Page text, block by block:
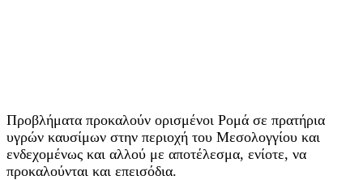
Προβλήματα προκαλούν ορισμένοι Ρομά σε πρατήρια
υγρών καυσίμων στην περιοχή του Μεσολογγίου και
ενδεχομένως και αλλού με αποτέλεσμα, ενίοτε, να
προκαλούνται και επεισόδια.